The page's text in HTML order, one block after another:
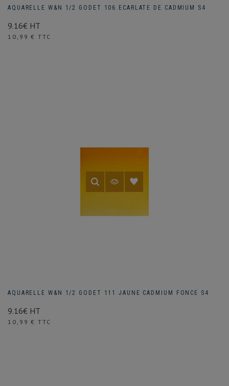
AQUARELLE W&N 1/2 GODET 106 ECARLATE DE CADMIUM S4
9.16€ HT
Prix
10,99 € TTC
AQUARELLE W&N 1/2 GODET 111 JAUNE CADMIUM FONCE S4
9.16€ HT
Prix
10,99 € TTC